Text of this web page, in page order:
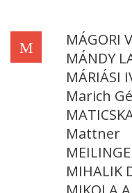
M
MÁGORI
MÁNDY
MÁRIÁSI
Marich
Mattner
MIHALIK